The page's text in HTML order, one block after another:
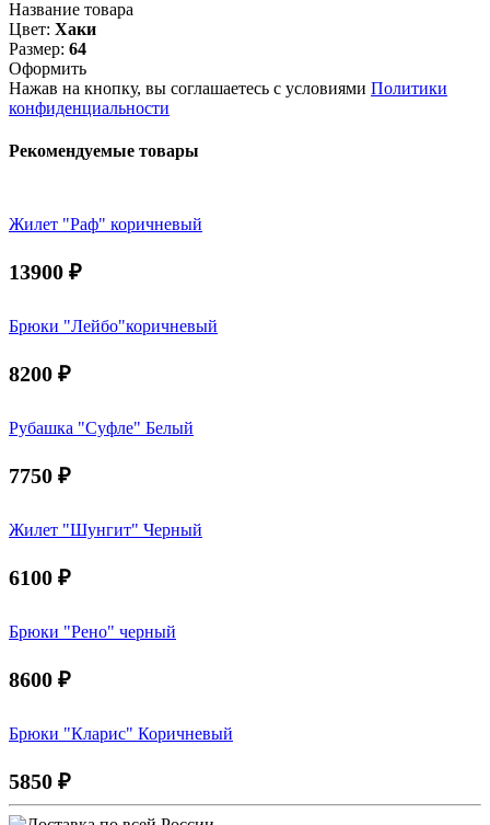
Название товара
Цвет: Хаки
Размер: 64
Оформить
Нажав на кнопку, вы соглашаетесь с условиями Политики
конфиденциальности
Рекомендуемые товары
Жилет "Раф" коричневый
13900 ₽
Брюки "Лейбо"коричневый
8200 ₽
Рубашка "Суфле" Белый
7750 ₽
Жилет "Шунгит" Черный
6100 ₽
Брюки "Рено" черный
8600 ₽
Брюки "Кларис" Коричневый
5850 ₽